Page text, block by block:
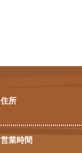
住所
営業時間